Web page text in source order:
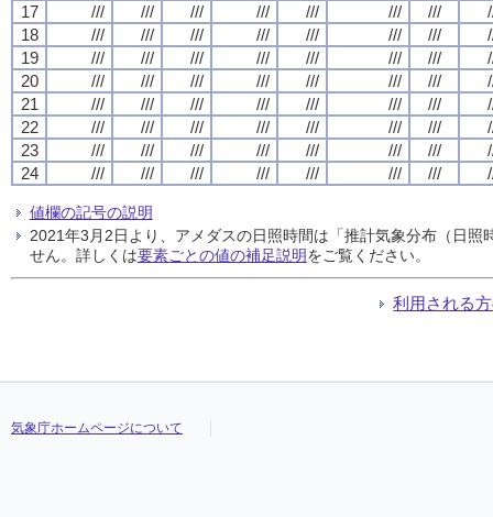
17
/// /// /// /// /// /// ///
18
/// /// /// /// /// /// ///
19
/// /// /// /// /// /// ///
20
/// /// /// /// /// /// ///
21
/// /// /// /// /// /// ///
22
/// /// /// /// /// /// ///
23
/// /// /// /// /// /// ///
24
/// /// /// /// /// /// ///
値欄の記号の説明
2021年3月2日より、アメダスの日照時間は「推計気象分布（日
せん。詳しくは要素ごとの値の補足説明をご覧ください。
利用される
気象庁ホームページについて